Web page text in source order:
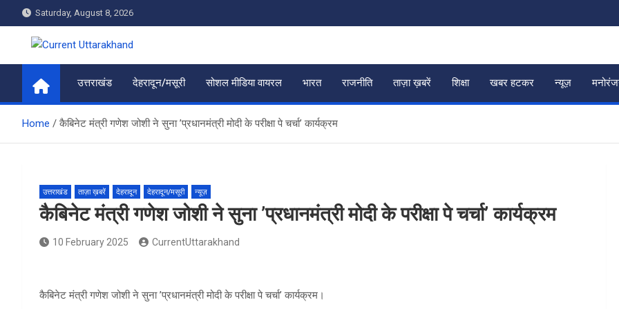
to
content
Saturday, August 8, 2026
Current Uttarakhand
उत्तराखंड देहरादून/मसूरी सोशल मीडिया वायरल भारत राजनीति ताज़ा ख़बरें शिक्षा खबर हटकर न्यूज़
Home कैबिनेट मंत्री गणेश जोशी ने सुना ’प्रधानमंत्री मोदी के परीक्षा पे चर्चा’ कार्यक्रम
उत्तराखंड ताज़ा ख़बरें देहरादून देहरादून/मसूरी न्यूज़
कैबिनेट मंत्री गणेश जोशी ने सुना ’प्रधानमंत्री मोदी के परीक्षा पे चर्चा’ कार्यक्रम
10 February 2025 CurrentUttarakhand
कैबिनेट मंत्री गणेश जोशी ने सुना ’प्रधानमंत्री मोदी के परीक्षा पे चर्चा’ कार्यक्रम।